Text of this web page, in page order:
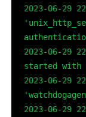
2023-06-29
2023-06-29
started with
2023-06-29
2023-06-29